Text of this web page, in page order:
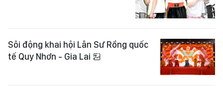
Sôi động khai hội Lân Sư Rồng quốc
tế Quy Nhơn - Gia Lai